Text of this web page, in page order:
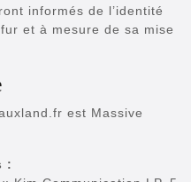
informés de l’identité
et à mesure de sa mise
est Massive
: